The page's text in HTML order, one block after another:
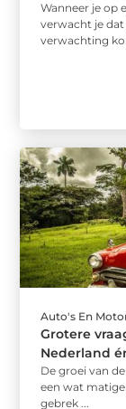
Wanneer je op
verwacht je
verwachting
Auto's En
Grotere
Nederland
De groei van
een wat
gebrek ...